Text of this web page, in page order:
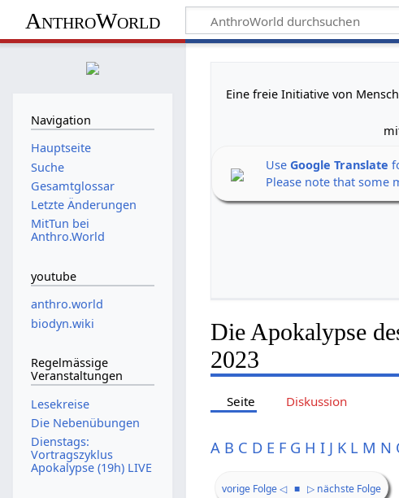
AnthroWorld
Eine freie Initiative von
UseGoogle Translate
Please note that some
Die Apokalypse
2023
Seite Diskussion
A B C D E F G H I J K L M N
vorige Folge ◁ ■ ▷ nächste Folge
Navigation
Hauptseite
Suche
Gesamtglossar
Letzte Änderungen
MitTun bei
Anthro.World
youtube
anthro.world
biodyn.wiki
Regelmässige
Veranstaltungen
Lesekreise
Die Nebenübungen
Dienstags:
Vortragszyklus
Apokalypse (19h) LIVE